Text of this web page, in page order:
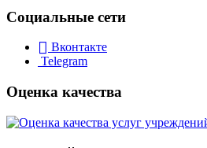
Социальные сети
Вконтакте
Telegram
Оценка качества